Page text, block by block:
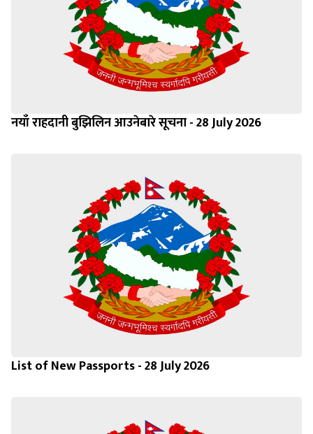
नयाँ राहदानी बुझिलिन आउनेबारे सूचना - 28 July 2026
List of New Passports - 28 July 2026